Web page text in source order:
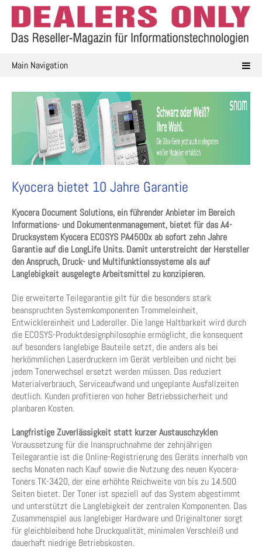
Skip
content
Main Navigation
Kyocera bietet 10 Jahre Garantie
Kyocera Document Solutions, ein führender Anbieter im Bereich
Informations- und Dokumentenmanagement, bietet für das A4-
Drucksystem Kyocera ECOSYS PA4500x ab sofort zehn Jahre
Garantie auf die LongLife Units. Damit unterstreicht der Hersteller
den Anspruch, Druck- und Multifunktionssysteme als auf
Langlebigkeit ausgelegte Arbeitsmittel zu konzipieren.
Die erweiterte Teilegarantie gilt für die besonders stark
beanspruchten Systemkomponenten Trommeleinheit,
Entwicklereinheit und Laderoller. Die lange Haltbarkeit wird durch
die ECOSYS-Produktdesignphilosophie ermöglicht, die konsequent
auf besonders langlebige Bauteile setzt, die anders als bei
herkömmlichen Laserdruckern im Gerät verbleiben und nicht bei
jedem Tonerwechsel ersetzt werden müssen. Das reduziert
Materialverbrauch, Serviceaufwand und ungeplante Ausfallzeiten
deutlich. Kunden profitieren von hoher Betriebssicherheit und
planbaren Kosten.
Langfristige Zuverlässigkeit statt kurzer Austauschzyklen
Voraussetzung für die Inanspruchnahme der zehnjährigen
Teilegarantie ist die Online-Registrierung des Geräts innerhalb von
sechs Monaten nach Kauf sowie die Nutzung des neuen Kyocera-
Toners TK-3420, der eine erhöhte Reichweite von bis zu 14.500
Seiten bietet. Der Toner ist speziell auf das System abgestimmt
und unterstützt die Langlebigkeit der zentralen Komponenten. Das
Zusammenspiel aus langlebiger Hardware und Originaltoner sorgt
für gleichbleibend hohe Druckqualität, minimalen Verschleiß und
dauerhaft niedrige Betriebskosten.